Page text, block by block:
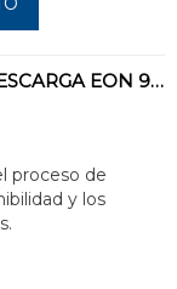
PULSADOR DOBLE DESCARGA EON 9 CROMO BRILLO
proceso de
y los